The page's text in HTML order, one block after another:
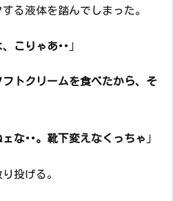
る液体を踏んでしまった。
こりゃあ･･ 」
トクリームを食べたから、そ
な･･。靴下変えなくっちゃ」
投げる。